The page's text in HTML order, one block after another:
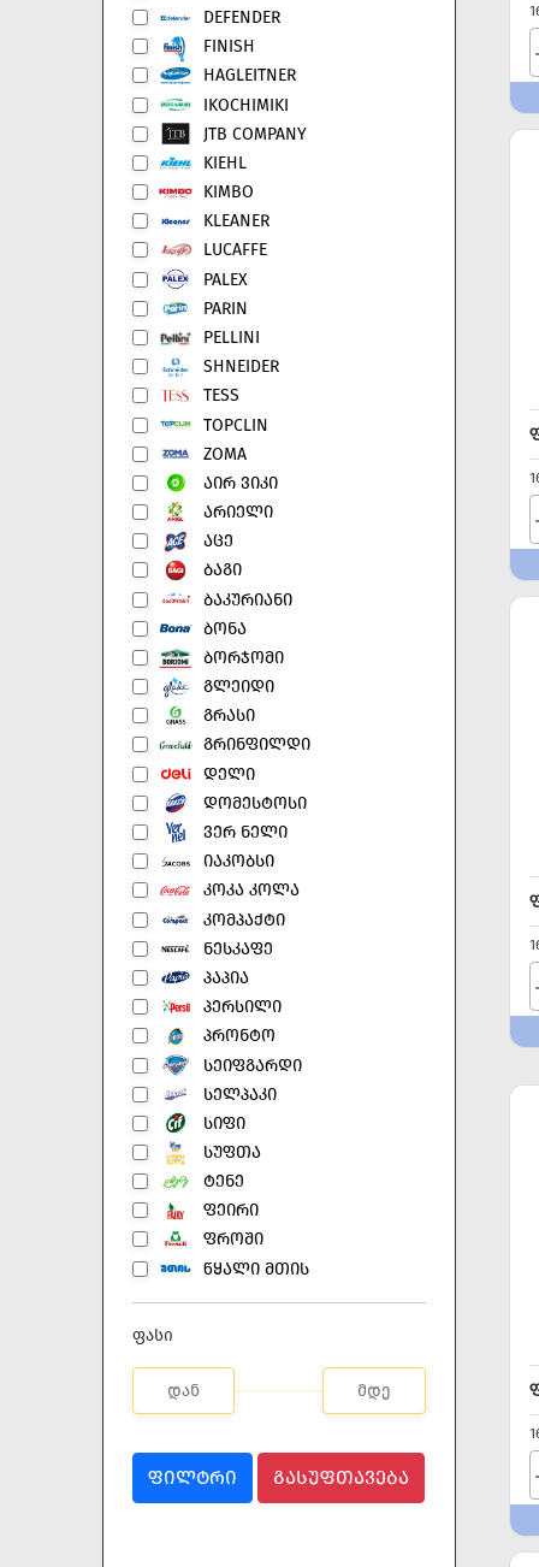
DEFENDER
FINISH
HAGLEITNER
IKOCHIMIKI
JTB COMPANY
KIEHL
KIMBO
KLEANER
LUCAFFE
PALEX
PARIN
PELLINI
SHNEIDER
TESS
TOPCLIN
ZOMA
ᲐᲘᲠ ᲕᲘᲙᲘ
ᲐᲠᲘᲔᲚᲘ
ᲐᲪᲔ
ᲑᲐᲒᲘ
ᲑᲐᲙᲣᲠᲘᲐᲜᲘ
ᲑᲝᲜᲐ
ᲑᲝᲠᲯᲝᲛᲘ
ᲒᲚᲔᲘᲓᲘ
ᲒᲠᲐᲡᲘ
ᲒᲠᲘᲜᲤᲘᲚᲓᲘ
ᲓᲔᲚᲘ
ᲓᲝᲛᲔᲡᲢᲝᲡᲘ
ᲕᲔᲠ ᲜᲔᲚᲘ
ᲘᲐᲙᲝᲑᲡᲘ
ᲙᲝᲙᲐ ᲙᲝᲚᲐ
ᲙᲝᲛᲞᲐᲥᲢᲘ
ᲜᲔᲡᲙᲐᲤᲔ
ᲞᲐᲞᲘᲐ
ᲞᲔᲠᲡᲘᲚᲘ
ᲞᲠᲝᲜᲢᲝ
ᲡᲔᲘᲤᲒᲐᲠᲓᲘ
ᲡᲔᲚᲞᲐᲙᲘ
ᲡᲘᲤᲘ
ᲡᲣᲤᲗᲐ
ᲢᲔᲜᲔ
ᲤᲔᲘᲠᲘ
ᲤᲠᲝᲨᲘ
ᲬᲧᲐᲚᲘ ᲛᲗᲘᲡ
ფასი
ᲤᲘᲚᲢᲠᲘ ᲒᲐᲡᲣᲤᲗᲐᲕᲔᲑᲐ